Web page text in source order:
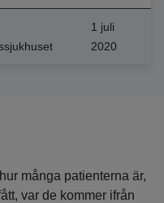
1 juli
2020
många patienterna är,
var de kommer ifrån